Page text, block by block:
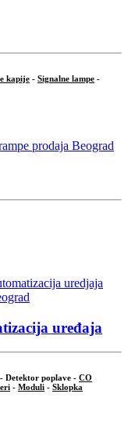
kapije - Signalne lampe -
uređaja
- Detektor poplave - CO
- Moduli - Sklopka